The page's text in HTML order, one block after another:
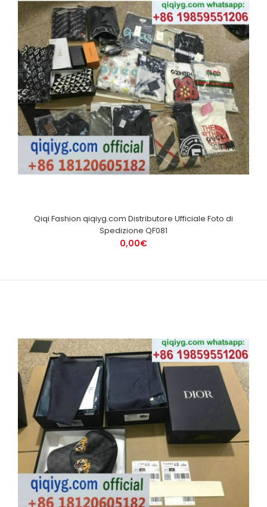
Qiqi Fashion qiqiyg.com Distributore Ufficiale Foto di
Spedizione QF081
0,00€